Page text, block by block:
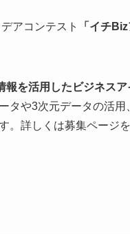
アコンテスト 「イチ
報を活用したビジネスア
タや3次元データの活
詳しくは募集ページを